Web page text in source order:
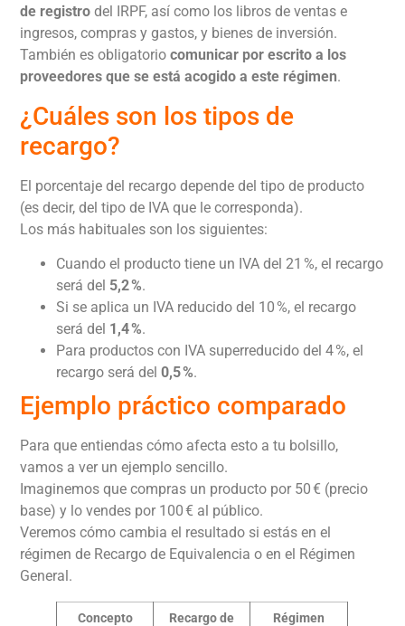
de registro del IRPF, así como los libros de ventas e
ingresos, compras y gastos, y bienes de inversión.
También es obligatorio comunicar por escrito a los
proveedores que se está acogido a este régimen.
¿Cuáles son los tipos de
recargo?
El porcentaje del recargo depende del tipo de producto
(es decir, del tipo de IVA que le corresponda).
Los más habituales son los siguientes:
Cuando el producto tiene un IVA del 21 %, el recargo
será del 5,2 %.
Si se aplica un IVA reducido del 10 %, el recargo
será del 1,4 %.
Para productos con IVA superreducido del 4 %, el
recargo será del0,5 %.
Ejemplo práctico comparado
Para que entiendas cómo afecta esto a tu bolsillo,
vamos a ver un ejemplo sencillo.
Imaginemos que compras un producto por 50 € (precio
base) y lo vendes por 100 € al público.
Veremos cómo cambia el resultado si estás en el
régimen de Recargo de Equivalencia o en el Régimen
General.
Concepto
Recargo de
Régimen